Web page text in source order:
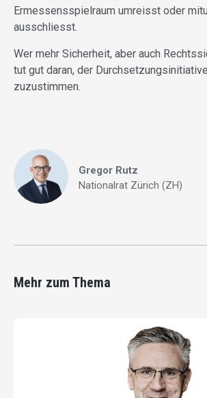
Ermessensspielraum umreisst oder
ausschliesst.
Wer mehr Sicherheit, aber auch
tut gut daran, der
zuzustimmen.
Gregor Rutz
Nationalrat Zürich (ZH)
Mehr zum Thema